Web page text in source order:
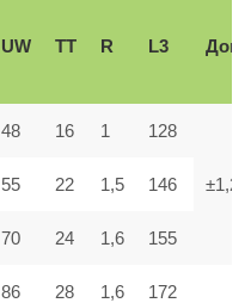
UW TT R L3 Доп.
48 16 1 128
±1,2
55 22 1,5 146
70 24 1,6 155
86 28 1,6 172